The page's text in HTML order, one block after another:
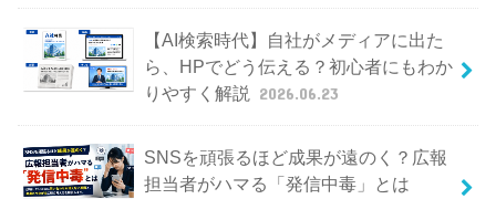
【AI検索時代】自社がメディアに出た
ら、HPでどう伝える？初心者にもわか
りやすく解説
2026.06.23
SNSを頑張るほど成果が遠のく？広報
担当者がハマる「発信中毒」とは